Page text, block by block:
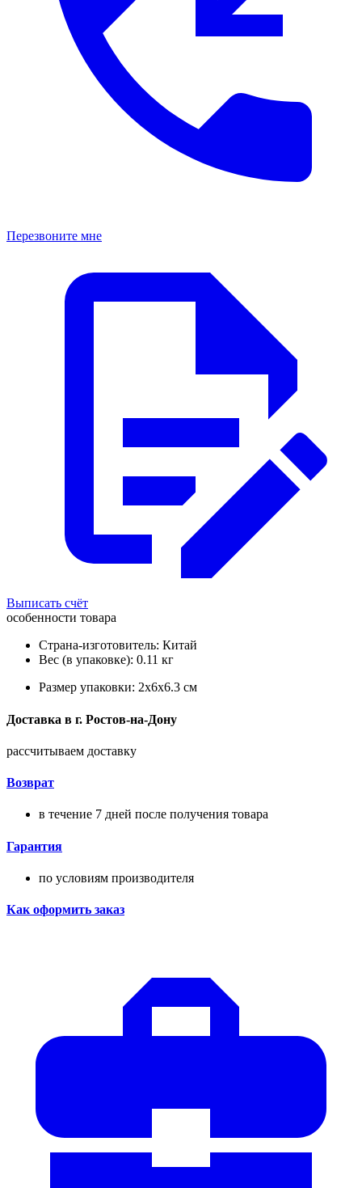
Перезвоните мне
Выписать счёт
особенности товара
Страна-изготовитель: Китай
Вес (в упаковке): 0.11 кг
Размер упаковки: 2x6x6.3 см
Доставка в г. Ростов-на-Дону
рассчитываем доставку
Возврат
в течение 7 дней после получения товара
Гарантия
по условиям производителя
Как оформить заказ